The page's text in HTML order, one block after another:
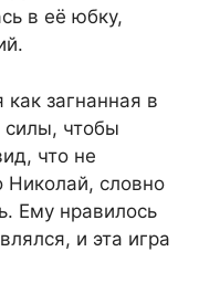
в её юбку,
загнанная в
силы, чтобы
что не
Николай, словно
Ему нравилось
и эта игра